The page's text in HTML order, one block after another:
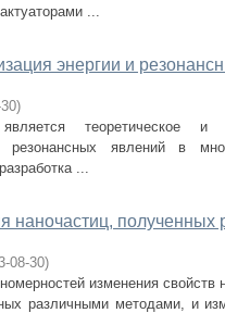
...
энергии и
)
теоретическое и
резонансных явлений в
...
наночастиц,
08-30)
изменения свойств
различными методами, и